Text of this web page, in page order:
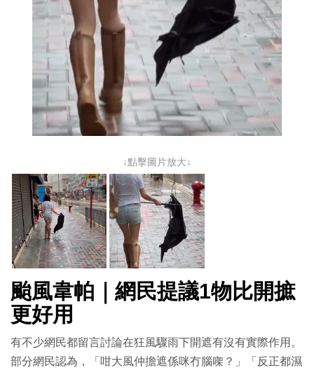
↓點擊圖片放大↓
颱風韋帕｜網民提議1物比開摭
更好用
有不少網民都留言討論在狂風驟雨下開遮有沒有實際作用。
部分網民認為，「咁大風仲擔遮係咪冇腦㗎？」「反正都濕